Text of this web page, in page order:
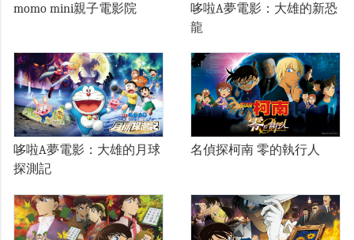
momo mini親子電影院
哆啦A夢電影：大雄的新恐
龍
哆啦A夢電影：大雄的月球
探測記
名偵探柯南 零的執行人